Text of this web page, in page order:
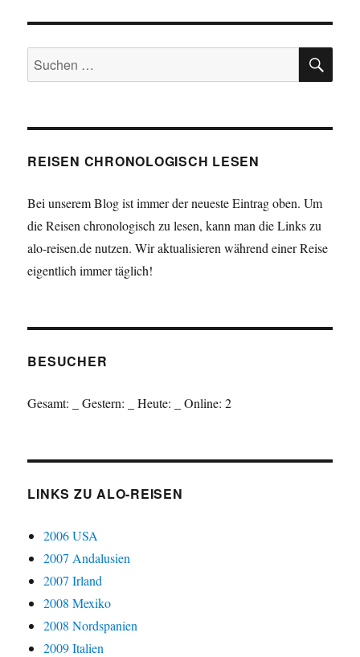
Suchen
nach:
REISEN CHRONOLOGISCH LESEN
Bei unserem Blog ist immer der neueste Eintrag oben. Um
die Reisen chronologisch zu lesen, kann man die Links zu
alo-reisen.de nutzen. Wir aktualisieren während einer Reise
eigentlich immer täglich!
BESUCHER
Gesamt: Gestern: Heute: Online: 2
LINKS ZU ALO-REISEN
2006 USA
2007 Andalusien
2007 Irland
2008 Mexiko
2008 Nordspanien
2009 Italien